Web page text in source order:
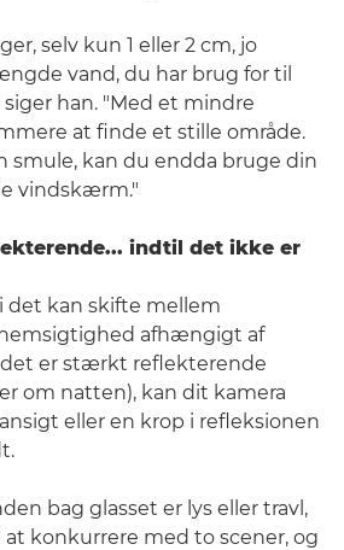
selv kun 1 eller 2 cm, jo
vand, du har brug for til
han. "Med et mindre
at finde et stille område.
smule, kan du endda bruge din
vindskærm."
indtil det ikke er
det kan skifte mellem
afhængigt af
det er stærkt reflekterende
om natten), kan dit kamera
eller en krop i refleksionen
bag glasset er lys eller travl,
konkurrere med to scener, og